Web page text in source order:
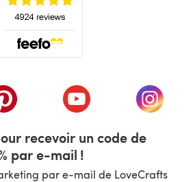
nouvel onglet)
(s'ouvre dans un nouvel onglet)
(s'ouvre dans un(s'ouvre
recevoir un code de
par e-mail !
par e-mail de LoveCrafts